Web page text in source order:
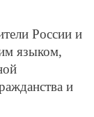
России и
языком,
и